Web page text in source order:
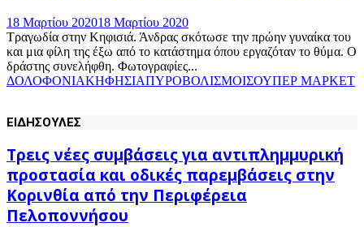
18 Μαρτίου 202018 Μαρτίου 2020
Τραγωδία στην Κηφισιά. Άνδρας σκότωσε την πρώην γυναίκα του
και μια φίλη της έξω από το κατάστημα όπου εργαζόταν το θύμα. Ο
δράστης συνελήφθη. Φωτογραφίες...
ΔΟΛΟΦΟΝΙΑΚΗΦΗΣΙΑΠΥΡΟΒΟΛΙΣΜΟΙΣΟΥΠΕΡ ΜΑΡΚΕΤ
ΕΙΔΗΣΟΥΛΕΣ
Τρεις νέες συμβάσεις για αντιπλημμυρική
προστασία και οδικές παρεμβάσεις στην
Κορινθία από την Περιφέρεια
Πελοποννήσου